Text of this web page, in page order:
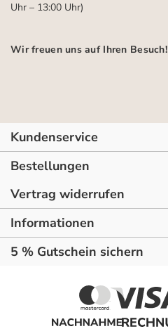
Uhr – 13:00 Uhr)
Wir freuen uns auf Ihren Besuch!
Kundenservice
Bestellungen
Vertrag widerrufen
Informationen
5 % Gutschein sichern